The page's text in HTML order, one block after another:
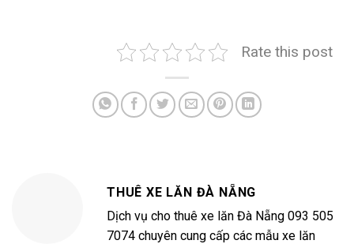
Rate this post
THUÊ XE LĂN ĐÀ NẴNG
Dịch vụ cho thuê xe lăn Đà Nẵng 093 505
7074 chuyên cung cấp các mẫu xe lăn